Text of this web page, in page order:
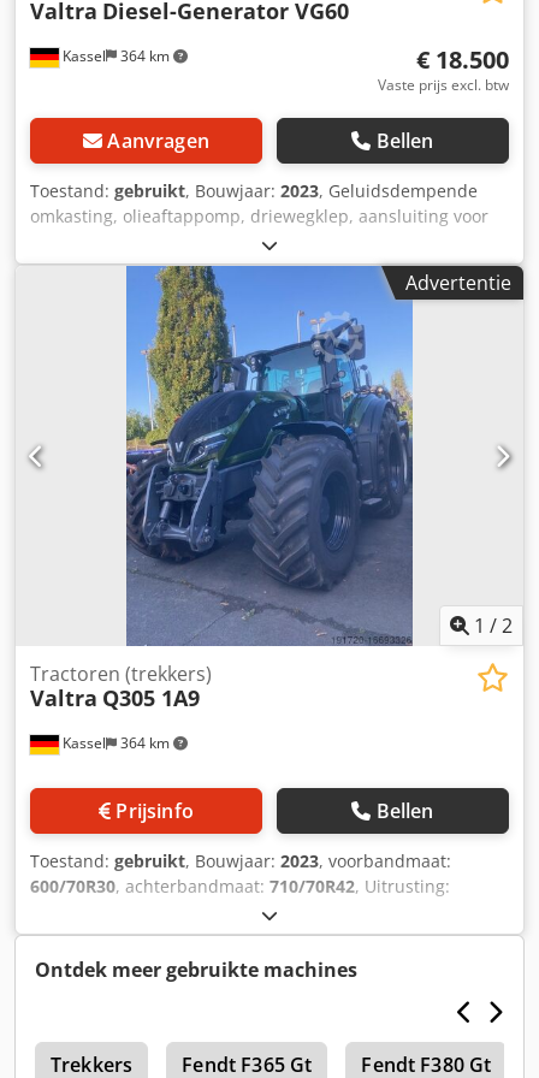
Kassel 364 km
Valtra Diesel-Generator VG60
€ 18.500
Vaste prijs excl. btw
Aanvragen Bellen
Toestand: gebruikt, Bouwjaar: 2023, Geluidsdempende
omkasting, olieaftappomp, driewegklep, aansluiting voor
generator / Mecc Alte ECP322M4B motor AGCO Power 33
DTG, handmatige bediening, brandstoftank 200L /
Dcedjrxur Uspfx Amgok
Advertentie
1 /2
Kassel 364 km
Tractoren (trekkers)
Valtra Q305 1A9
Prijsinfo Bellen
Toestand: gebruikt, Bouwjaar: 2023, voorbandmaat:
600/70R30, achterbandmaat: 710/70R42, Uitrusting:
, OLIJFGROEN METALLIC Armleuning met
hydraulische joystick SmartTouch Terminal / Djdpfx Ajt
Srcremgeck
Ontdek meer gebruikte machines
Trekkers Fendt F365 Gt Fendt F380 Gt